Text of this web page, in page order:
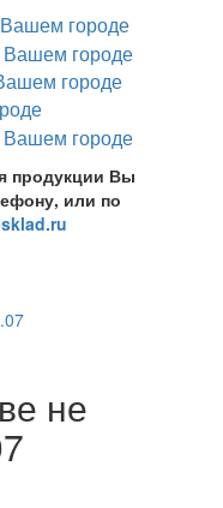
продукции Вы
или по
не